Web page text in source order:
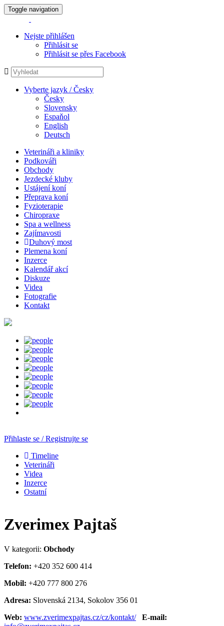
Toggle navigation
Nejste přihlášen
Přihlásit se
Přihlásit se přes Facebook
Vyberte jazyk / Česky
Česky
Slovensky
Espaňol
English
Deutsch
Veterináři a kliniky
Podkováři
Obchody
Jezdecké kluby
Ustájení koní
Přeprava koní
Fyzioterapie
Chiropraxe
Spa a wellness
Zajímavosti
Duhový most
Plemena koní
Inzerce
Kalendář akcí
Diskuze
Videa
Fotografie
Kontakt
Přihlaste se / Registrujte se
Timeline
Veterináři
Videa
Inzerce
Ostatní
Zverimex Pajtaš
V kategorii: Obchody
Telefon: +420 352 600 414
Mobil: +420 777 800 276
Adresa: Slovenská 2134, Sokolov 356 01
Web: www.zverimexpajtas.cz/cz/kontakt/
E-mail: